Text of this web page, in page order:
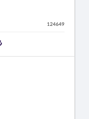
124649